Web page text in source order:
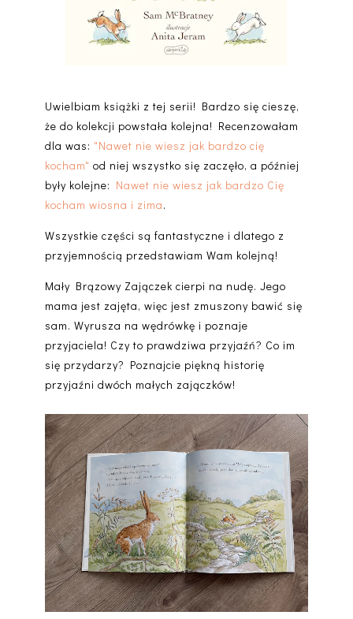
Uwielbiam książki z tej serii! Bardzo się cieszę,
że do kolekcji powstała kolejna! Recenzowałam
dla was: "Nawet nie wiesz jak bardzo cię
kocham" od niej wszystko się zaczęło, a później
były kolejne: Nawet nie wiesz jak bardzo Cię
kocham wiosna i zima.
Wszystkie części są fantastyczne i dlatego z
przyjemnością przedstawiam Wam kolejną!
Mały Brązowy Zajączek cierpi na nudę. Jego
mama jest zajęta, więc jest zmuszony bawić się
sam. Wyrusza na wędrówkę i poznaje
przyjaciela! Czy to prawdziwa przyjaźń? Co im
się przydarzy? Poznajcie piękną historię
przyjaźni dwóch małych zajączków!